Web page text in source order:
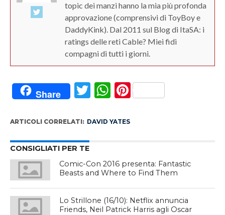
topic dei manzi hanno la mia più profonda
approvazione (comprensivi di ToyBoy e
DaddyKink). Dal 2011 sul Blog di ItaSA: i
ratings delle reti Cable? Miei fidi
compagni di tutti i giorni.
Share Twitter
WhatsApp
Pinterest
ARTICOLI CORRELATI: DAVID YATES
CONSIGLIATI PER TE
Comic-Con 2016 presenta: Fantastic
Beasts and Where to Find Them
Lo Strillone (16/10): Netflix annuncia
Friends, Neil Patrick Harris agli Oscar